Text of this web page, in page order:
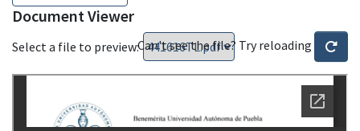
Document Viewer
Select a file to preview:Can't see the file? Try reloading